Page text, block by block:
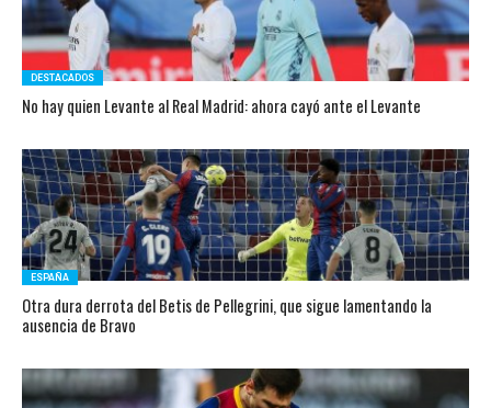
DESTACADOS
No hay quien Levante al Real Madrid: ahora cayó ante el Levante
ESPAÑA
Otra dura derrota del Betis de Pellegrini, que sigue lamentando la
ausencia de Bravo